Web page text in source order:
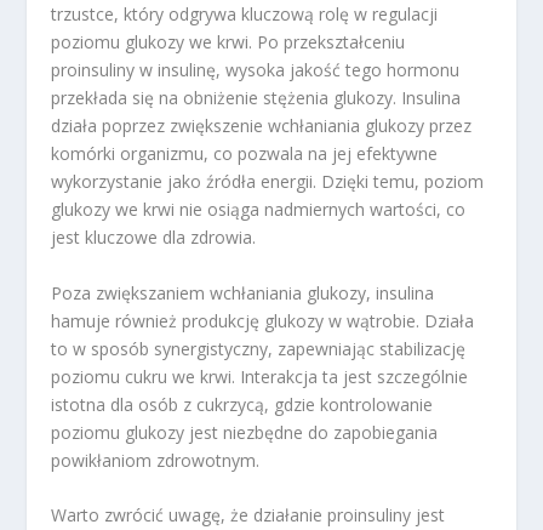
trzustce, który odgrywa kluczową rolę w regulacji
poziomu glukozy we krwi. Po przekształceniu
proinsuliny w insulinę, wysoka jakość tego hormonu
przekłada się na obniżenie stężenia glukozy. Insulina
działa poprzez zwiększenie wchłaniania glukozy przez
komórki organizmu, co pozwala na jej efektywne
wykorzystanie jako źródła energii. Dzięki temu, poziom
glukozy we krwi nie osiąga nadmiernych wartości, co
jest kluczowe dla zdrowia.
Poza zwiększaniem wchłaniania glukozy, insulina
hamuje również produkcję glukozy w wątrobie. Działa
to w sposób synergistyczny, zapewniając stabilizację
poziomu cukru we krwi. Interakcja ta jest szczególnie
istotna dla osób z cukrzycą, gdzie kontrolowanie
poziomu glukozy jest niezbędne do zapobiegania
powikłaniom zdrowotnym.
Warto zwrócić uwagę, że działanie proinsuliny jest